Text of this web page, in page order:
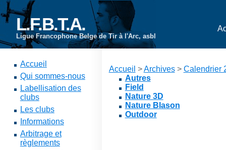
L.F.B.T.A.
Ligue Francophone Belge de Tir à l'Arc, asbl
Accueil
Qui sommes-nous
Labellisation des
clubs
Les clubs
Informations
Arbitrage et
règlements
Accueil >Archives> Calendrier
Autres
Field
Nature 3D
Nature Blason
Outdoor